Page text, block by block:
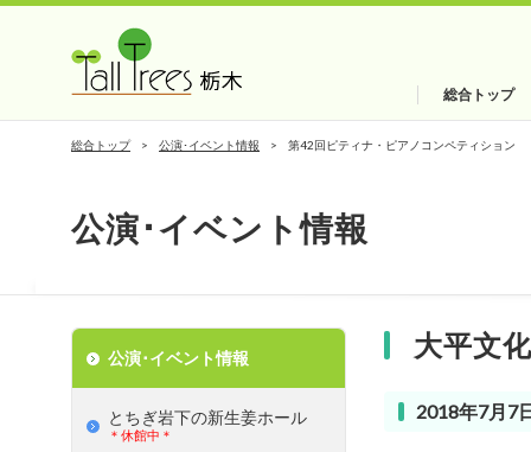
総合トップ
総合トップ 公演･イベント情報 第42回ピティナ・ピアノコンペティション
公演･イベント情報
大平文
2018年7月7
公演･イベント情報
とちぎ岩下の新⽣姜ホール
＊休館中＊